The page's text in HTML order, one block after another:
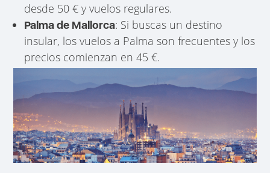
desde 50 € y vuelos regulares.
Palma de Mallorca: Si buscas un destino
insular, los vuelos a Palma son frecuentes y los
precios comienzan en 45 €.